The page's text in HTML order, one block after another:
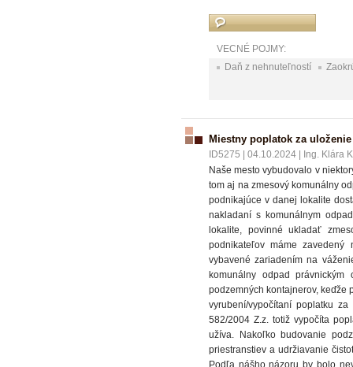
VECNÉ POJMY:
Daň z nehnuteľností
Miestny poplatok za
ID5275 04.10.2024
Ing. Klára
Naše mesto vybudovalo v
tom aj na zmesový komunálny
podnikajúce v danej lokalite
nakladaní s komunálnym
lokalite, povinné ukladať
podnikateľov máme zavedený
vybavené zariadením na
komunálny odpad
podzemných kontajnerov, keďže
vyrubení/vypočítaní poplatku
582/2004 Z.z. totiž vypočíta
užíva. Nakoľko budovanie
priestranstiev a udržiavanie
Podľa nášho názoru by bolo